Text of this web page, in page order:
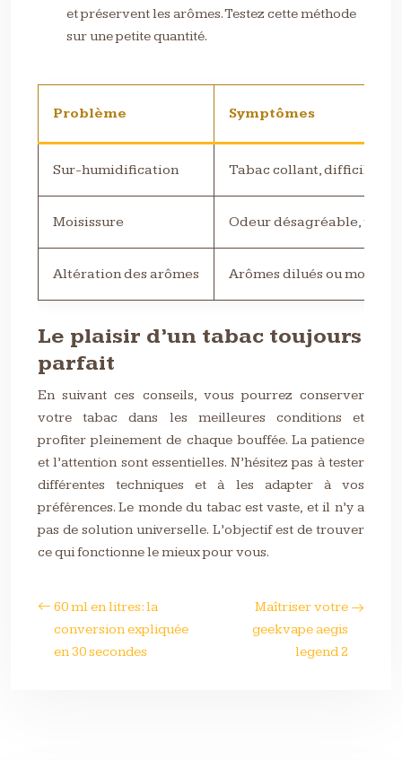
et préservent les arômes. Testez cette méthode
sur une petite quantité.
Problème Symptômes
Sur-humidification Tabac collant, difficile à
Moisissure Odeur désagréable,
Altération des arômes Arômes dilués ou
Le plaisir d’un tabac toujours
parfait
En suivant ces conseils, vous pourrez conserver
votre tabac dans les meilleures conditions et
profiter pleinement de chaque bouffée. La patience
et l’attention sont essentielles. N’hésitez pas à tester
différentes techniques et à les adapter à vos
préférences. Le monde du tabac est vaste, et il n’y a
pas de solution universelle. L’objectif est de trouver
ce qui fonctionne le mieux pour vous.
60 ml en litres: la
conversion expliquée
en 30 secondes
Maîtriser votre
geekvape aegis
legend 2